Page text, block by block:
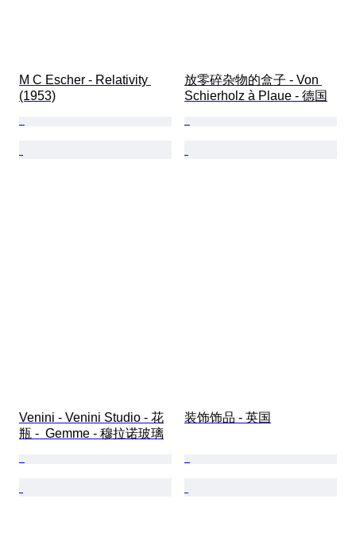
M C Escher - Relativity
(1953)
放零碎杂物的盒子 - Von
Schierholz à Plaue - 德国
Venini - Venini Studio - 花
瓶 -  Gemme - 穆拉诺玻璃
装饰饰品 - 英国